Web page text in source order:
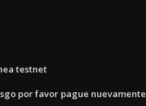
testnet
por favor pague nuevamente